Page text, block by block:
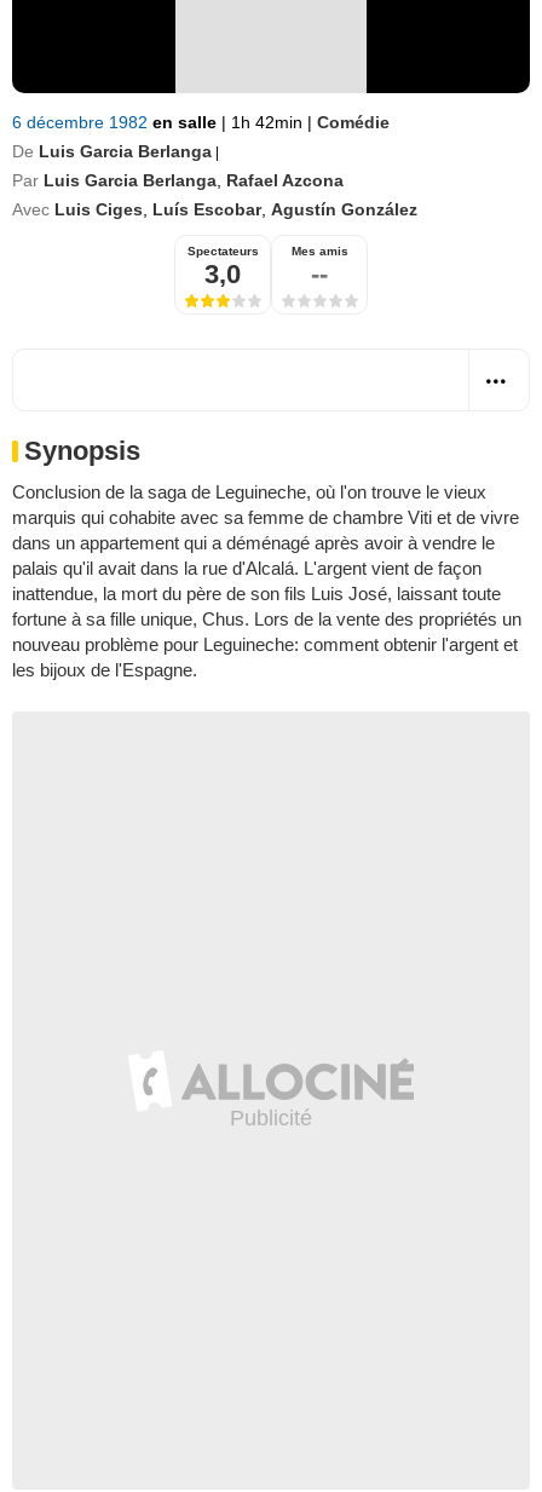
6 décembre 1982 en salle | 1h 42min | Comédie
De Luis Garcia Berlanga
Par Luis Garcia Berlanga Rafael Azcona
Avec Luis Ciges Luís Escobar, Agustín González
Spectateurs
3,0
Mes amis
--
Synopsis
Conclusion de la saga de Leguineche, où l'on trouve le vieux
marquis qui cohabite avec sa femme de chambre Viti et de vivre
dans un appartement qui a déménagé après avoir à vendre le
palais qu'il avait dans la rue d'Alcalá. L'argent vient de façon
inattendue, la mort du père de son fils Luis José, laissant toute
fortune à sa fille unique, Chus. Lors de la vente des propriétés un
nouveau problème pour Leguineche: comment obtenir l'argent et
les bijoux de l'Espagne.